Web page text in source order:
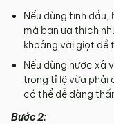
Nếu dùng tinh
mà bạn ưa thích
khoảng vài giọt để
Nếu dùng nước xả
trong tỉ lệ vừa phải
có thể dễ dàng
Bước 2: